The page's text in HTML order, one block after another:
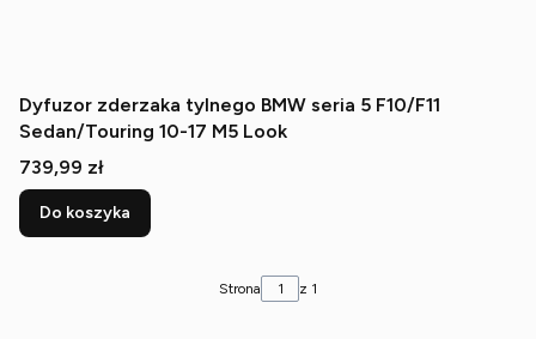
Dyfuzor zderzaka tylnego BMW seria 5 F10/F11
Sedan/Touring 10-17 M5 Look
Cena
739,99 zł
Do koszyka
Strona z 1